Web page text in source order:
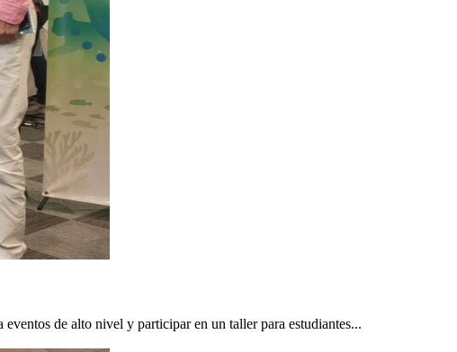
de alto nivel y participar en un taller para estudiantes...